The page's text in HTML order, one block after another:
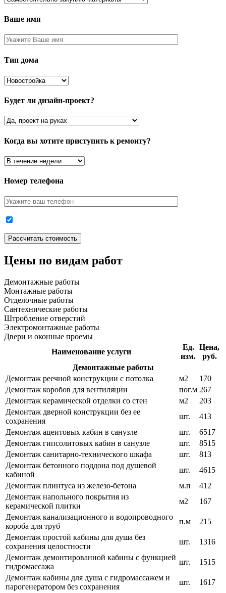
Ваше имя
Тип дома
Будет ли дизайн-проект?
Когда вы хотите приступить к ремонту?
Номер телефона
Цены по видам работ
Демонтажные работы
Монтажные работы
Отделочные работы
Сантехнические работы
Штробление отверстий
Электромонтажные работы
Двери и оконные проемы
Наименование услуги
Ед.
изм.
Цена,
руб.
Демонтажные работы
Демонтаж реечной конструкции с потолка
м2
170
Демонтаж коробов для вентиляции
пог.м 267
Демонтаж керамической отделки со стен
м2
203
Демонтаж дверной конструкции без ее
сохранения
шт.
413
Демонтаж ацеитовых кабин в санузле
шт.
6517
Демонтаж гипсолитовых кабин в санузле
шт.
8515
Демонтаж санитарно-технического шкафа
шт.
813
Демонтаж бетонного поддона под душевой
кабиной
шт.
4615
Демонтаж плинтуса из железо-бетона
м.п
412
Демонтаж напольного покрытия из
керамической плитки
м2
167
Демонтаж канализационного и водопроводного
короба для труб
п.м
215
Демонтаж простой кабины для душа без
сохранения целостности
шт.
1316
Демонтаж демонтированной кабины с функцией
гидромассажа
шт.
1515
Демонтаж кабины для душа с гидромассажем и
парогенератором без сохранения
шт.
1617